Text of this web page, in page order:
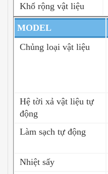
Khổ rộng vật liệu
MODEL
Chủng loại vật liệu
Hệ tời xả vật liệu tự
động
Làm sạch tự động
Nhiệt sấy